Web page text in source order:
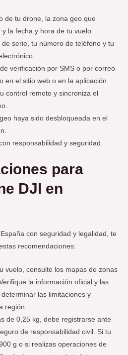
de tu drone, la zona geo que
la fecha y hora de tu vuelo.
serie, tu número de teléfono y tu
verificación por SMS o por correo
en el sitio web o en la aplicación.
control remoto y sincroniza el
haya sido desbloqueada en el
responsabilidad y seguridad.
para
DJI en
con seguridad y legalidad, te
recomendaciones:
vuelo, consulte los mapas de zonas
la información oficial y las
las limitaciones y
región.
de 0,25 kg, debe registrarse ante
de responsabilidad civil. Si tu
g o si realizas operaciones de